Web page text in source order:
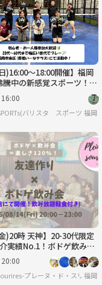
)16:00～18:00開催】福岡
騰中の新感覚スポーツ！パ
初心者・お一人様参加大歓
バリスタ スポーツ)福岡
社会人友達作りサークル】
)20時 天神】20-30代限定
実績No.1！ボドゲ飲み会
り／初心者歓迎☆満席続
プレーヌ・ド・スリール
福岡